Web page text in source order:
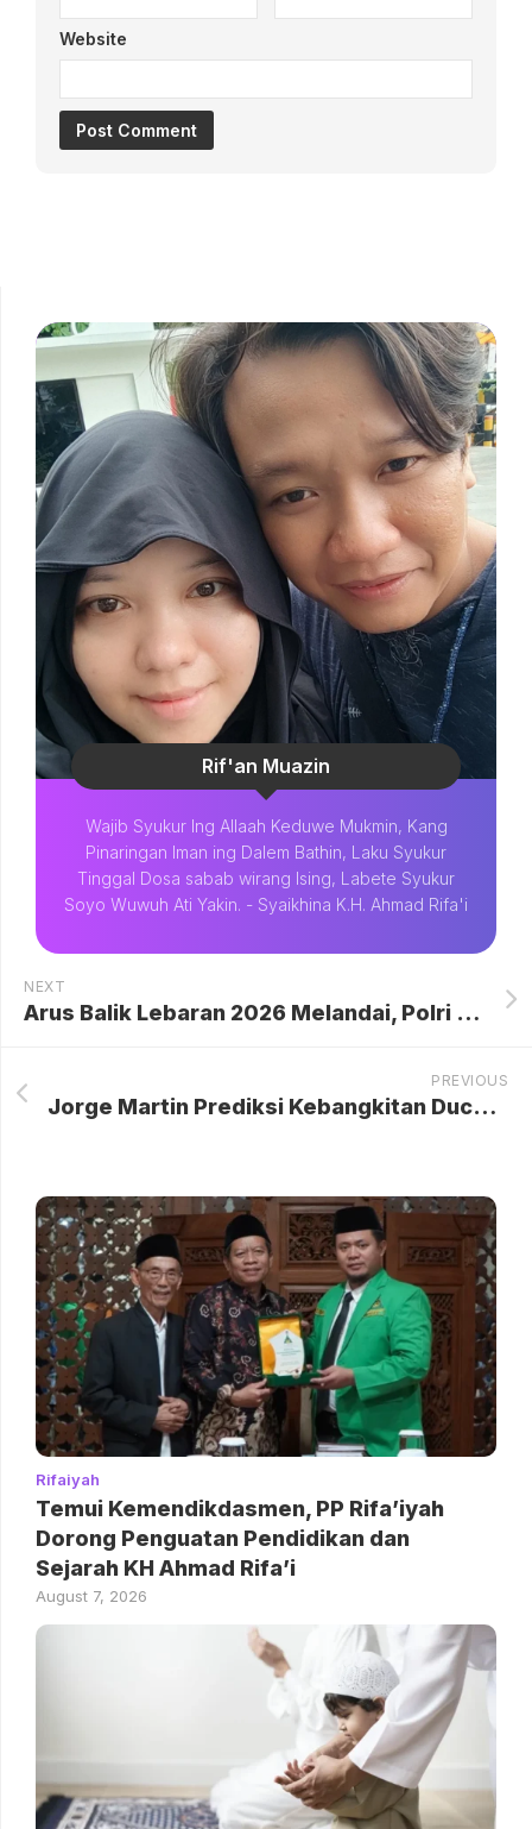
Website
Rif'an Muazin
Wajib Syukur Ing Allaah Keduwe Mukmin, Kang
Pinaringan Iman ing Dalem Bathin, Laku Syukur
Tinggal Dosa sabab wirang Ising, Labete Syukur
Soyo Wuwuh Ati Yakin. - Syaikhina K.H. Ahmad Rifa'i
NEXT
Arus Balik Lebaran 2026 Melandai, Polri Siapkan Antisipasi Gelombang Kedua pada 29 Maret.
PREVIOUS
Jorge Martin Prediksi Kebangkitan Ducati di Jerez, Aprilia Siap Hadapi Tantangan Lebih Berat
Rifaiyah
Temui Kemendikdasmen, PP Rifa’iyah
Dorong Penguatan Pendidikan dan
Sejarah KH Ahmad Rifa’i
August 7, 2026